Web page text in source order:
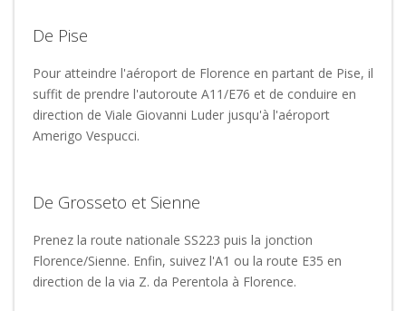
De Pise
Pour atteindre l'aéroport de Florence en partant de Pise, il
suffit de prendre l'autoroute A11/E76 et de conduire en
direction de Viale Giovanni Luder jusqu'à l'aéroport
Amerigo Vespucci.
De Grosseto et Sienne
Prenez la route nationale SS223 puis la jonction
Florence/Sienne. Enfin, suivez l'A1 ou la route E35 en
direction de la via Z. da Perentola à Florence.